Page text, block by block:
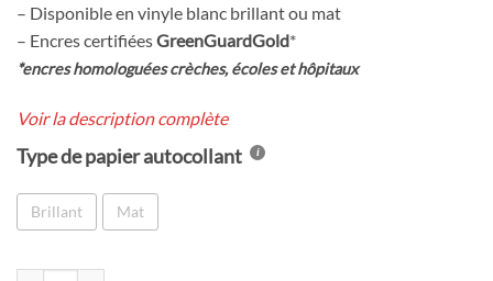
– Disponible en vinyle blanc brillant ou mat
– Encres certifiéesGreenGuardGold*
*encres homologuées crèches, écoles et hôpitaux
Voir la description complète
Type de papier autocollant
Brillant Mat